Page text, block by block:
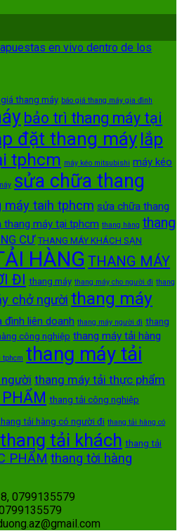
en vivo dentro de los
thang máy báo giá thang máy gia đình
bảo trì thang máy tại
đặt thang máy lắp
tphcm máy kéo mitsubishi máy kéo
sửa chữa thang
máy taih tphcm sửa chữa thang
thang máy tại tphcm thang hàng thang
CƯ THANG MÁY KHÁCH SẠN
HÀNG THANG MÁY
ĐI thang máy thang máy cho người đi thang
chở người thang máy
đình liên doanh thang máy người đi thang
công nghiệp thang máy tải hàng
tphcm thang máy tải
thang máy tải thực phẩm
thang tải công nghiệp
tải hàng có người đi thang tải hàng có
thang tải khách thang tải
PHẨM thang tời hàng
0799135579